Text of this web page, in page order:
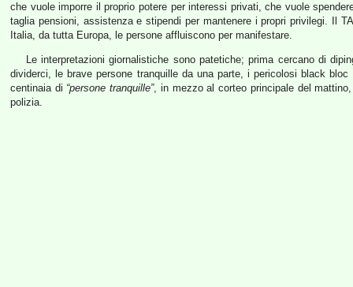
che vuole imporre il proprio potere per interessi privati, che vuole
taglia pensioni, assistenza e stipendi per mantenere i propri privilegi. Il
Italia, da tutta Europa, le persone affluiscono per manifestare.
Le interpretazioni giornalistiche sono patetiche; prima cercano di
dividerci, le brave persone tranquille da una parte, i pericolosi black
centinaia di “persone tranquille”, in mezzo al corteo principale del
polizia.